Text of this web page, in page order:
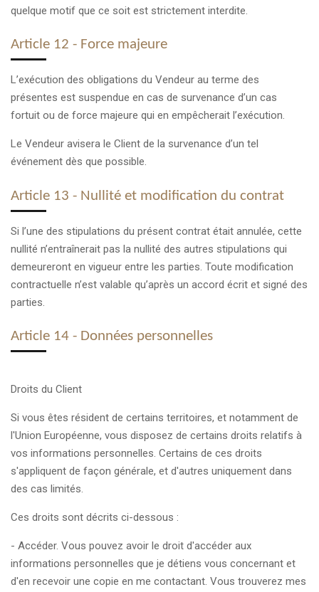
quelque motif que ce soit est strictement interdite.
Article 12 - Force majeure
L’exécution des obligations du Vendeur au terme des
présentes est suspendue en cas de survenance d’un cas
fortuit ou de force majeure qui en empêcherait l’exécution.
Le Vendeur avisera le Client de la survenance d’un tel
événement dès que possible.
Article 13 - Nullité et modification du contrat
Si l’une des stipulations du présent contrat était annulée, cette
nullité n’entraînerait pas la nullité des autres stipulations qui
demeureront en vigueur entre les parties. Toute modification
contractuelle n’est valable qu’après un accord écrit et signé des
parties.
Article 14 - Données personnelles
Droits du Client
Si vous êtes résident de certains territoires, et notamment de
l'Union Européenne, vous disposez de certains droits relatifs à
vos informations personnelles. Certains de ces droits
s'appliquent de façon générale, et d'autres uniquement dans
des cas limités.
Ces droits sont décrits ci-dessous :
- Accéder. Vous pouvez avoir le droit d'accéder aux
informations personnelles que je détiens vous concernant et
d'en recevoir une copie en me contactant. Vous trouverez mes